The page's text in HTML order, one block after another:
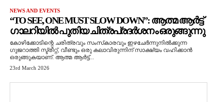
NEWS AND EVENTS
“TO SEE, ONE MUST SLOW DOWN”: ആത്മ ആർട്ട്
ഗാലറിയിൽ പുതിയ ചിത്രപ്രദർശനം ഒരുങ്ങുന്നു
കോഴിക്കോടിന്റെ ചരിത്രവും സംസ്‌കാരവും ഇഴചേർന്നുനിൽക്കുന്ന
ഗുജറാത്തി സ്ട്രീറ്റ്, വീണ്ടും ഒരു കലാവിരുന്നിന് സാക്ഷ്യം വഹിക്കാൻ
ഒരുങ്ങുകയാണ്. ആത്മ ആർട്ട്...
23rd March 2026